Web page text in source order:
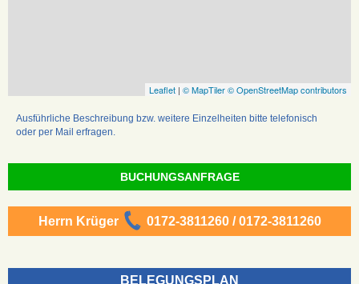
Leaflet | © MapTiler© OpenStreetMap contributors
Ausführliche Beschreibung bzw. weitere Einzelheiten bitte telefonisch
oder per Mail erfragen.
BUCHUNGSANFRAGE
Herrn Krüger 0172-3811260 / 0172-3811260
BELEGUNGSPLAN